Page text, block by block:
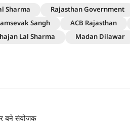
Sharma Rajasthan Government
Sangh ACB Rajasthan
Lal Sharma Madan Dilawar
बने संयोजक